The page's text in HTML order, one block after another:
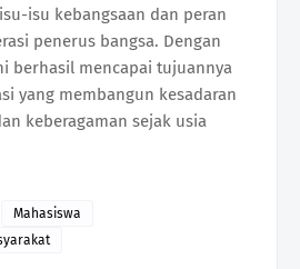
isu kebangsaan dan peran
penerus bangsa. Dengan
berhasil mencapai tujuannya
yang membangun kesadaran
keberagaman sejak usia
Mahasiswa